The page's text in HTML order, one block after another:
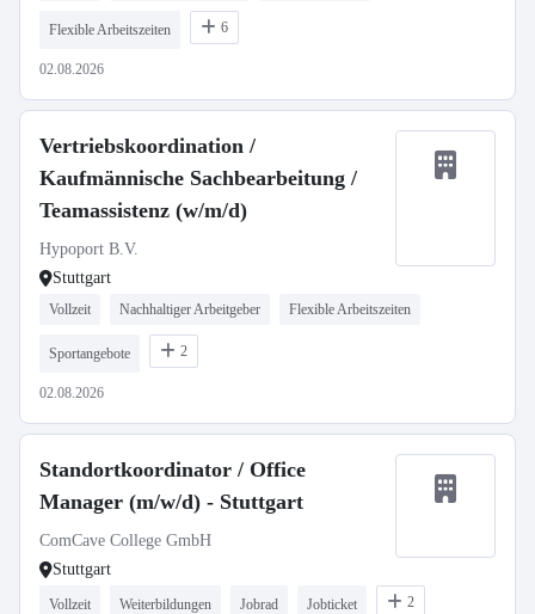
Flexible Arbeitszeiten 6
02.08.2026
Vertriebskoordination /
Kaufmännische Sachbearbeitung /
Teamassistenz (w/m/d)
Hypoport B.V.
Stuttgart
Vollzeit Nachhaltiger Arbeitgeber Flexible Arbeitszeiten
Sportangebote 2
02.08.2026
Standortkoordinator / Office
Manager (m/w/d) - Stuttgart
ComCave College GmbH
Stuttgart
Vollzeit Weiterbildungen Jobrad Jobticket 2